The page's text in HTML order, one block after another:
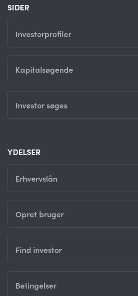
SIDER
Investorprofiler
Kapitalsøgende
Investor søges
YDELSER
Erhvervslån
Opret bruger
Find investor
Betingelser